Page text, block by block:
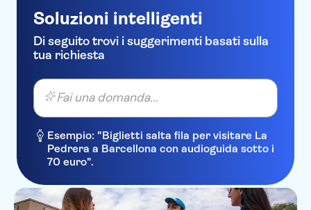
Soluzioni intelligenti
Di seguito trovi i suggerimenti basati sulla
tua richiesta
Fai una domanda...
Esempio: "Biglietti salta fila per visitare La
Pedrera a Barcellona con audioguida sotto i
70 euro".